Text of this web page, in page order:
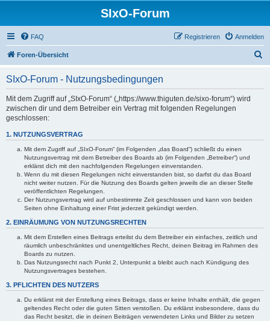
SIxO-Forum
FAQ Anmelden
Registrieren
Foren-Übersicht
SIxO-Forum - Nutzungsbedingungen
Mit dem Zugriff auf „SIxO-Forum“ („https://www.thiguten.de/sixo-forum“) wird
zwischen dir und dem Betreiber ein Vertrag mit folgenden Regelungen
geschlossen:
1. NUTZUNGSVERTRAG
Mit dem Zugriff auf „SIxO-Forum“ (im Folgenden „das Board“) schließt du einen
Nutzungsvertrag mit dem Betreiber des Boards ab (im Folgenden „Betreiber“) und
erklärst dich mit den nachfolgenden Regelungen einverstanden.
Wenn du mit diesen Regelungen nicht einverstanden bist, so darfst du das Board
nicht weiter nutzen. Für die Nutzung des Boards gelten jeweils die an dieser Stelle
veröffentlichten Regelungen.
Der Nutzungsvertrag wird auf unbestimmte Zeit geschlossen und kann von beiden
Seiten ohne Einhaltung einer Frist jederzeit gekündigt werden.
2. EINRÄUMUNG VON NUTZUNGSRECHTEN
Mit dem Erstellen eines Beitrags erteilst du dem Betreiber ein einfaches, zeitlich und
räumlich unbeschränktes und unentgeltliches Recht, deinen Beitrag im Rahmen des
Boards zu nutzen.
Das Nutzungsrecht nach Punkt 2, Unterpunkt a bleibt auch nach Kündigung des
Nutzungsvertrages bestehen.
3. PFLICHTEN DES NUTZERS
Du erklärst mit der Erstellung eines Beitrags, dass er keine Inhalte enthält, die gegen
geltendes Recht oder die guten Sitten verstoßen. Du erklärst insbesondere, dass du
das Recht besitzt, die in deinen Beiträgen verwendeten Links und Bilder zu setzen